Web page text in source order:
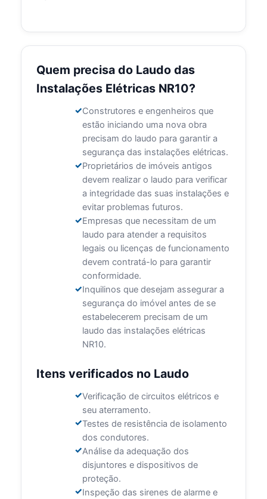
Quem precisa do Laudo das
Instalações Elétricas NR10?
Construtores e engenheiros que
estão iniciando uma nova obra
precisam do laudo para garantir a
segurança das instalações elétricas.
Proprietários de imóveis antigos
devem realizar o laudo para verificar
a integridade das suas instalações e
evitar problemas futuros.
Empresas que necessitam de um
laudo para atender a requisitos
legais ou licenças de funcionamento
devem contratá-lo para garantir
conformidade.
Inquilinos que desejam assegurar a
segurança do imóvel antes de se
estabelecerem precisam de um
laudo das instalações elétricas
NR10.
Itens verificados no Laudo
Verificação de circuitos elétricos e
seu aterramento.
Testes de resistência de isolamento
dos condutores.
Análise da adequação dos
disjuntores e dispositivos de
proteção.
Inspeção das sirenes de alarme e